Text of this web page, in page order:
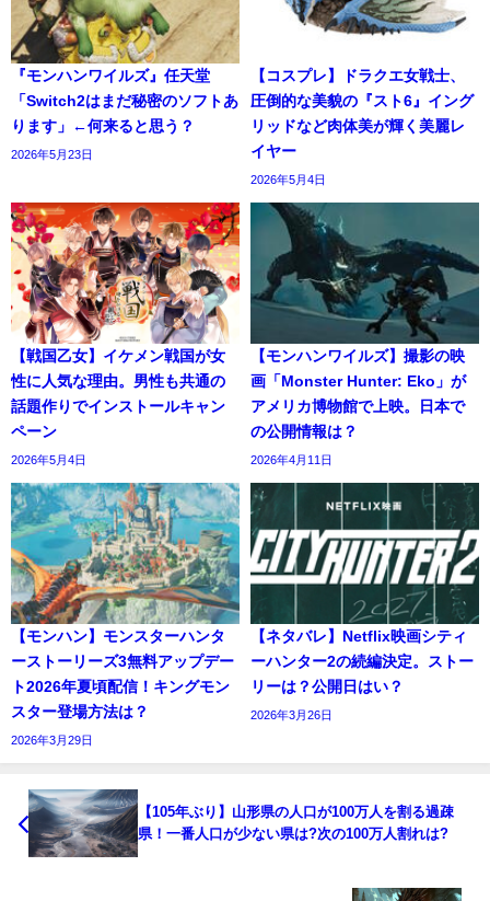
『モンハンワイルズ』任天堂
「Switch2はまだ秘密のソフトあ
ります」←何来ると思う？
2026年5月23日
【コスプレ】ドラクエ女戦士、
圧倒的な美貌の『スト6』イング
リッドなど肉体美が輝く美麗レ
イヤー
2026年5月4日
【戦国乙女】イケメン戦国が女
性に人気な理由。男性も共通の
話題作りでインストールキャン
ペーン
2026年5月4日
【モンハンワイルズ】撮影の映
画「Monster Hunter: Eko」が
アメリカ博物館で上映。日本で
の公開情報は？
2026年4月11日
【モンハン】モンスターハンタ
ーストーリーズ3無料アップデー
ト2026年夏頃配信！キングモン
スター登場方法は？
2026年3月29日
【ネタバレ】Netflix映画シティ
ーハンター2の続編決定。ストー
リーは？公開日はい？
2026年3月26日
【105年ぶり】山形県の人口が100万人を割る過疎
県！一番人口が少ない県は?次の100万人割れは?